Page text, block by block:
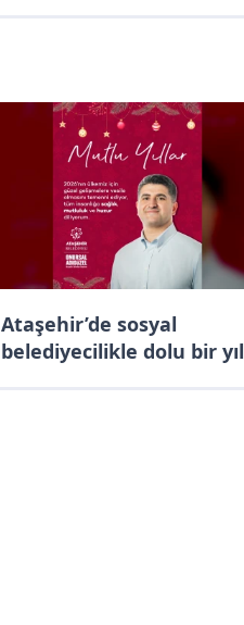
Ataşehir’de sosyal
belediyecilikle dolu bir yıl